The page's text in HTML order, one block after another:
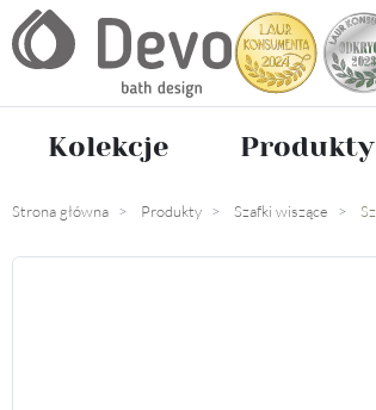
Kolekcje Produkty
Strona główna Produkty Szafki wiszące